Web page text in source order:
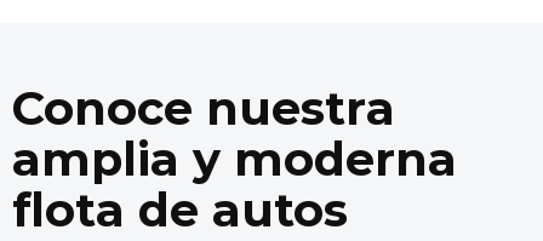
Conoce nuestra
amplia y moderna
flota de autos